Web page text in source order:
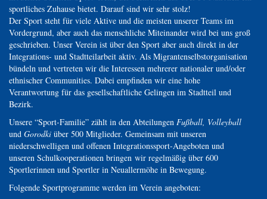
sportliches Zuhause bietet. Darauf sind wir sehr stolz!
Der Sport steht für viele Aktive und die meisten unserer Teams im
Vordergrund, aber auch das menschliche Miteinander wird bei uns groß
geschrieben. Unser Verein ist über den Sport aber auch direkt in der
Integrations- und Stadtteilarbeit aktiv. Als Migrantenselbstorganisation
bündeln und vertreten wir die Interessen mehrerer nationaler und/oder
ethnischer Communities. Dabei empfinden wir eine hohe
Verantwortung für das gesellschaftliche Gelingen im Stadtteil und
Bezirk.
Unsere “Sport-Familie” zählt in den Abteilungen Fußball, Volleyball
und Gorodki über 500 Mitglieder. Gemeinsam mit unseren
niederschwelligen und offenen Integrationssport-Angeboten und
unseren Schulkooperationen bringen wir regelmäßig über 600
Sportlerinnen und Sportler in Neuallermöhe in Bewegung.
Folgende Sportprogramme werden im Verein angeboten: